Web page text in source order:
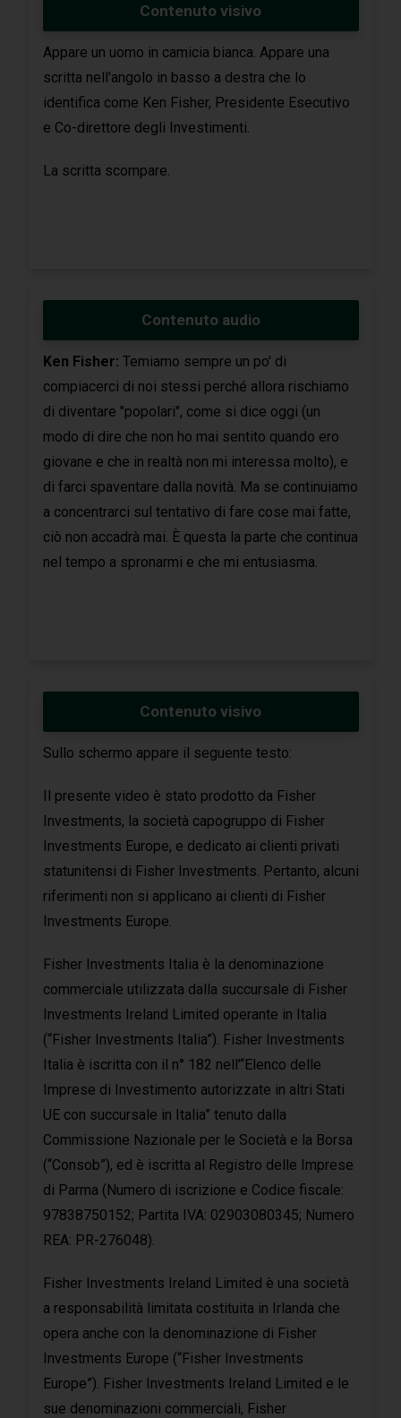
Contenuto visivo
Appare un uomo in camicia bianca. Appare una
scritta nell'angolo in basso a destra che lo
identifica come Ken Fisher, Presidente Esecutivo
e Co-direttore degli Investimenti.
La scritta scompare.
Contenuto audio
Ken Fisher: Temiamo sempre un po' di
compiacerci di noi stessi perché allora rischiamo
di diventare "popolari", come si dice oggi (un
modo di dire che non ho mai sentito quando ero
giovane e che in realtà non mi interessa molto), e
di farci spaventare dalla novità. Ma se continuiamo
a concentrarci sul tentativo di fare cose mai fatte,
ciò non accadrà mai. È questa la parte che continua
nel tempo a spronarmi e che mi entusiasma.
Contenuto visivo
Sullo schermo appare il seguente testo:
Il presente video è stato prodotto da Fisher
Investments, la società capogruppo di Fisher
Investments Europe, e dedicato ai clienti privati
statunitensi di Fisher Investments. Pertanto, alcuni
riferimenti non si applicano ai clienti di Fisher
Investments Europe.
Fisher Investments Italia è la denominazione
commerciale utilizzata dalla succursale di Fisher
Investments Ireland Limited operante in Italia
(“Fisher Investments Italia”). Fisher Investments
Italia è iscritta con il n° 182 nell’“Elenco delle
Imprese di Investimento autorizzate in altri Stati
UE con succursale in Italia” tenuto dalla
Commissione Nazionale per le Società e la Borsa
(“Consob”), ed è iscritta al Registro delle Imprese
di Parma (Numero di iscrizione e Codice fiscale:
97838750152; Partita IVA: 02903080345; Numero
REA: PR-276048).
Fisher Investments Ireland Limited è una società
a responsabilità limitata costituita in Irlanda che
opera anche con la denominazione di Fisher
Investments Europe (“Fisher Investments
Europe”). Fisher Investments Ireland Limited e le
sue denominazioni commerciali, Fisher